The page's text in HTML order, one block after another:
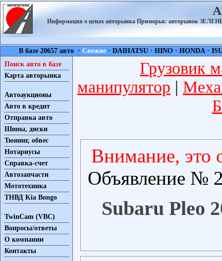
Информация о ценах авторынка Приморья: авторынок
В базе 20657 авто ·Свежие ·DAIHATSU ·HINO ·HONDA ·
Поиск авто в базе
Карта авторынка
Автоаукционы
Авто в кредит
Отправка авто
Шины, диски
Тюнинг, обвес
Нотариусы
Справка-счет
Автозапчасти
Мототехника
ТНВД Kia Bongo
TwinCam (VBC)
Вопросы/ответы
О компании
Контакты
Грузовик
манипулятор |
Внимание, это
Объявление №
Subaru Pleo